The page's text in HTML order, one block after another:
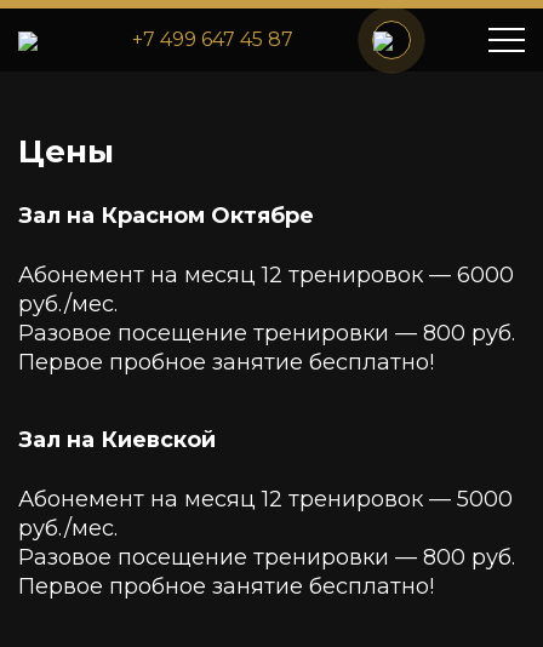
+7 499 647 45 87
Цены
Зал на Красном Октябре
Абонемент на месяц 12 тренировок — 6000
руб./мес.
Разовое посещение тренировки — 800 руб.
Первое пробное занятие бесплатно!
Зал на Киевской
Абонемент на месяц 12 тренировок — 5000
руб./мес.
Разовое посещение тренировки — 800 руб.
Первое пробное занятие бесплатно!